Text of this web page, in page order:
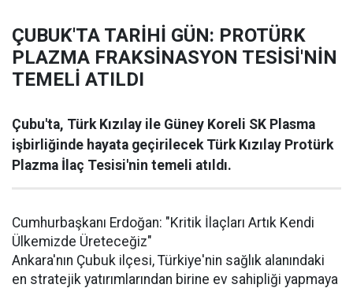
ÇUBUK'TA TARİHİ GÜN: PROTÜRK
PLAZMA FRAKSİNASYON TESİSİ'NİN
TEMELİ ATILDI
Çubu'ta, Türk Kızılay ile Güney Koreli SK Plasma
işbirliğinde hayata geçirilecek Türk Kızılay Protürk
Plazma İlaç Tesisi'nin temeli atıldı.
Cumhurbaşkanı Erdoğan: "Kritik İlaçları Artık Kendi
Ülkemizde Üreteceğiz"
Ankara'nın Çubuk ilçesi, Türkiye'nin sağlık alanındaki
en stratejik yatırımlarından birine ev sahipliği yapmaya